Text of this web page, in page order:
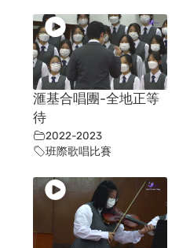
滙基合唱團-全地正等
待
2022-2023
班際歌唱比賽